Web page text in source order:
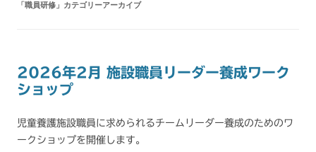
「職員研修 」カテゴリーアーカイブ
2026年2月 施設職員リーダー養成ワーク
ショップ
児童養護施設職員に求められるチームリーダー養成のためのワ
ークショップを開催します。